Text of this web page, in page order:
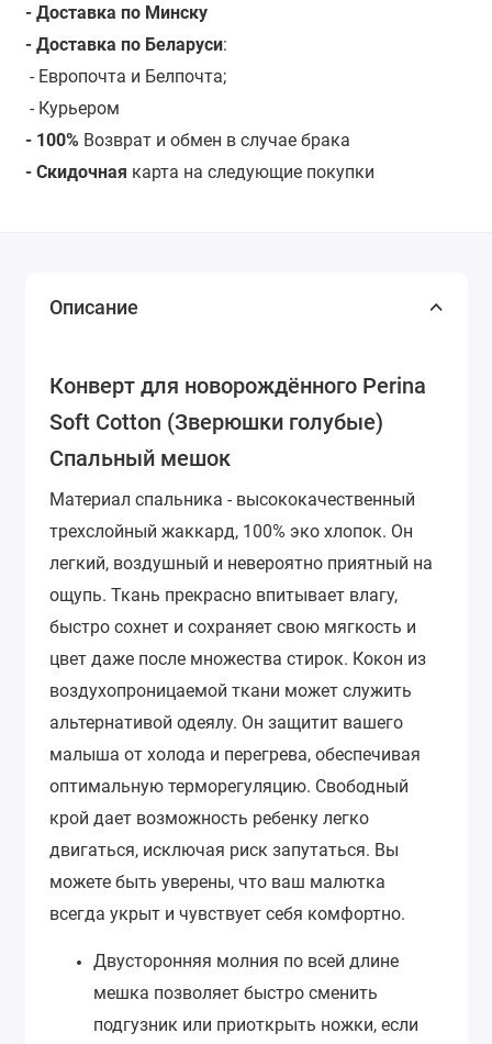
- Доставка по Минску
- Доставка по Беларуси:
- Европочта и Белпочта;
- Курьером
- 100% Возврат и обмен в случае брака
- Скидочная карта на следующие покупки
Описание
Конверт для новорождённого Perina
Soft Cotton (Зверюшки голубые)
Спальный мешок
Материал спальника - высококачественный
трехслойный жаккард, 100% эко хлопок. Он
легкий, воздушный и невероятно приятный на
ощупь. Ткань прекрасно впитывает влагу,
быстро сохнет и сохраняет свою мягкость и
цвет даже после множества стирок. Кокон из
воздухопроницаемой ткани может служить
альтернативой одеялу. Он защитит вашего
малыша от холода и перегрева, обеспечивая
оптимальную терморегуляцию. Свободный
крой дает возможность ребенку легко
двигаться, исключая риск запутаться. Вы
можете быть уверены, что ваш малютка
всегда укрыт и чувствует себя комфортно.
Двусторонняя молния по всей длине
мешка позволяет быстро сменить
подгузник или приоткрыть ножки, если